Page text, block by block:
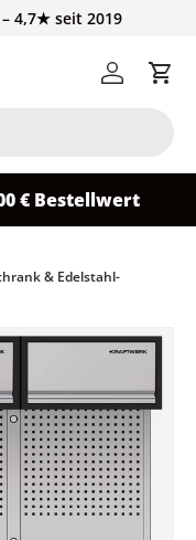
4,7★ seit 2019
Einloggen
€ Bestellwert
& Edelstahl-